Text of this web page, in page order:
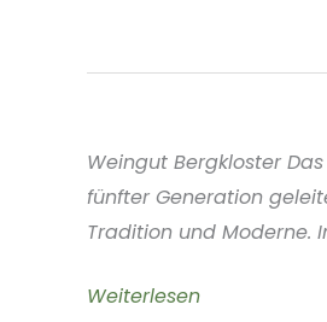
Weingut Bergkloster
fünfter Generation
Tradition und Moderne.
Weingut
Weiterlesen